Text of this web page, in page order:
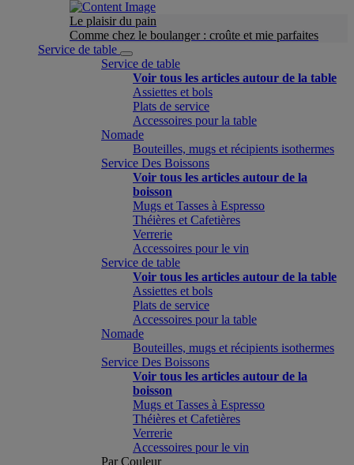
Le plaisir du pain
Comme chez le boulanger : croûte et mie parfaites
Service de table
Service de table
Voir tous les articles autour de la table
Assiettes et bols
Plats de service
Accessoires pour la table
Nomade
Bouteilles, mugs et récipients isothermes
Service Des Boissons
Voir tous les articles autour de la
boisson
Mugs et Tasses à Espresso
Théières et Cafetières
Verrerie
Accessoires pour le vin
Service de table
Voir tous les articles autour de la table
Assiettes et bols
Plats de service
Accessoires pour la table
Nomade
Bouteilles, mugs et récipients isothermes
Service Des Boissons
Voir tous les articles autour de la
boisson
Mugs et Tasses à Espresso
Théières et Cafetières
Verrerie
Accessoires pour le vin
Par Couleur